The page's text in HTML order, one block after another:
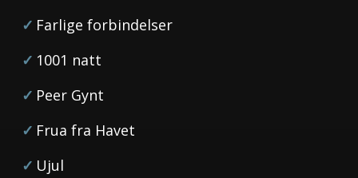
Farlige forbindelser
1001 natt
Peer Gynt
Frua fra Havet
Ujul